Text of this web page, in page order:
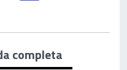
completa